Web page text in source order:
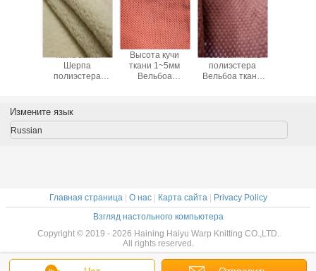
Ткань ватки
Шерпа
полиэстера
Китая супер
мягкая
Высота кучи
ткани 1~5мм
Вельбоа
Розовая ткань
полиэстера
Вельбоа ткани
Измените язык
Russian
Главная страница| О нас| Карта сайта| Privacy Policy
Взгляд настольного компьютера
Copyright © 2019 - 2026 Haining Haiyu Warp Knitting CO.,LTD.
All rights reserved.